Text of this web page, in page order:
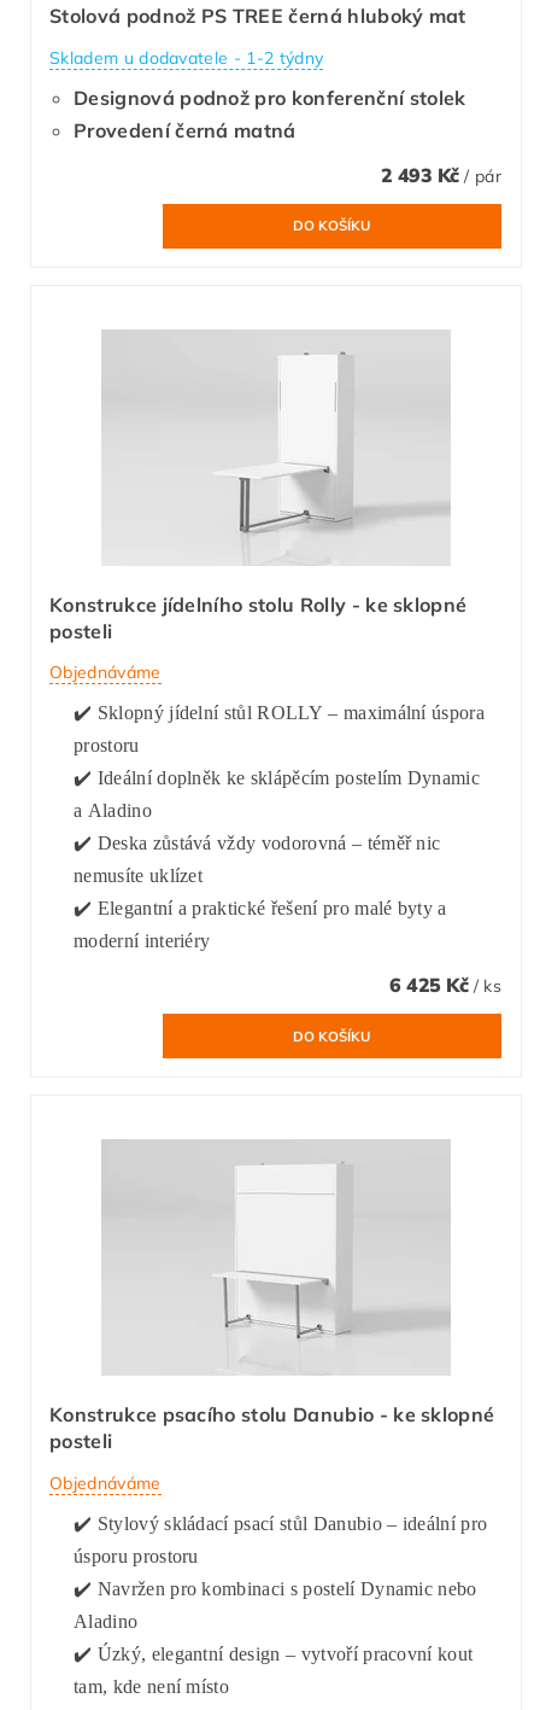
Stolová podnož PS TREE černá hluboký mat
Skladem u dodavatele - 1-2 týdny
Designová podnož pro konferenční stolek
Provedení černá matná
2 493 Kč/ pár
Konstrukce jídelního stolu Rolly - ke sklopné
posteli
Objednáváme
✔️ Sklopný jídelní stůl ROLLY – maximální úspora
prostoru
✔️ Ideální doplněk ke sklápěcím postelím Dynamic
a Aladino
✔️ Deska zůstává vždy vodorovná – téměř nic
nemusíte uklízet
✔️ Elegantní a praktické řešení pro malé byty a
moderní interiéry
6 425 Kč / ks
Konstrukce psacího stolu Danubio - ke sklopné
posteli
Objednáváme
✔️ Stylový skládací psací stůl Danubio – ideální pro
úsporu prostoru
✔️ Navržen pro kombinaci s postelí Dynamic nebo
Aladino
✔️ Úzký, elegantní design – vytvoří pracovní kout
tam, kde není místo